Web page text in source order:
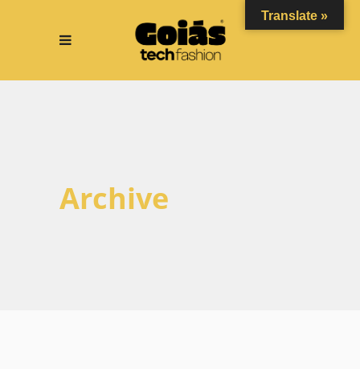
Archive
Translate »